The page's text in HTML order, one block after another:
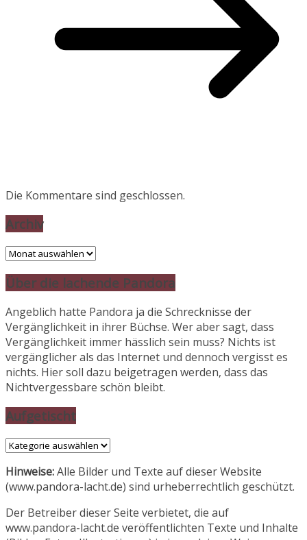
Die Kommentare sind geschlossen.
Archiv
Archiv
Über die lachende Pandora
Angeblich hatte Pandora ja die Schrecknisse der
Vergänglichkeit in ihrer Büchse. Wer aber sagt, dass
Vergänglichkeit immer hässlich sein muss? Nichts ist
vergänglicher als das Internet und dennoch vergisst es
nichts. Hier soll dazu beigetragen werden, dass das
Nichtvergessbare schön bleibt.
Aufgetischt
Aufgetischt
Hinweise:Alle Bilder und Texte auf dieser Website
(www.pandora-lacht.de) sind urheberrechtlich geschützt.
Der Betreiber dieser Seite verbietet, die auf
www.pandora-lacht.de veröffentlichten Texte und Inhalte